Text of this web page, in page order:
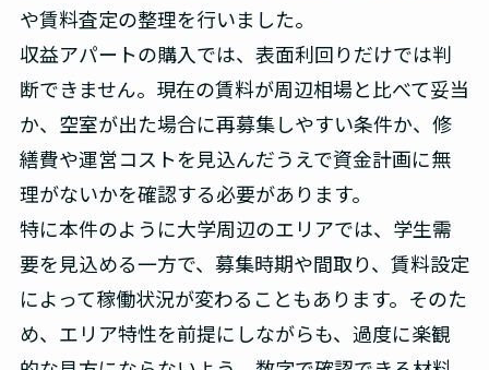
や賃料査定の整理を行いました。
収益アパートの購入では、表面利回りだけでは判
断できません。現在の賃料が周辺相場と比べて妥当
か、空室が出た場合に再募集しやすい条件か、修
繕費や運営コストを見込んだうえで資金計画に無
理がないかを確認する必要があります。
特に本件のように大学周辺のエリアでは、学生需
要を見込める一方で、募集時期や間取り、賃料設定
によって稼働状況が変わることもあります。そのた
め、エリア特性を前提にしながらも、過度に楽観